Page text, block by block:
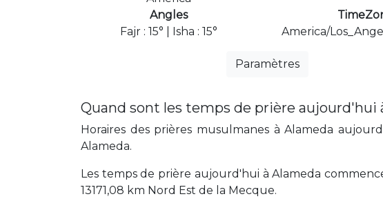
Angles
Fajr : 15° | Isha : 15°
America/
Paramètres
Quand sont les temps de prière aujourd'hui
Horaires des prières musulmanes à Alameda
Alameda.
Les temps de prière aujourd'hui à Alameda
13171,08 km Nord Est de la Mecque.